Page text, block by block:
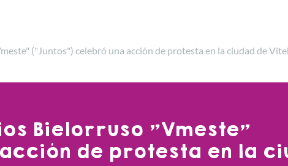
("Juntos") celebró una acción de protesta en la ciudad de
Bielorruso "Vmeste"
de protesta en la